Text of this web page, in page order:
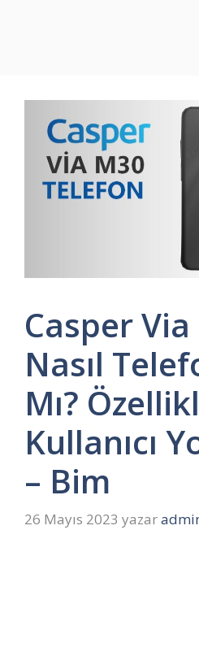
Casper
Nasıl
Mı?
Kullanıcı
– Bim
26 Mayıs 2023 yazar